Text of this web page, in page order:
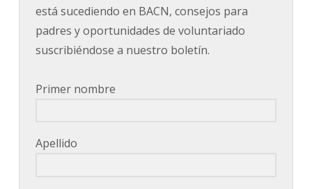
está sucediendo en BACN, consejos para
padres y oportunidades de voluntariado
suscribiéndose a nuestro boletín.
Primer nombre
Apellido